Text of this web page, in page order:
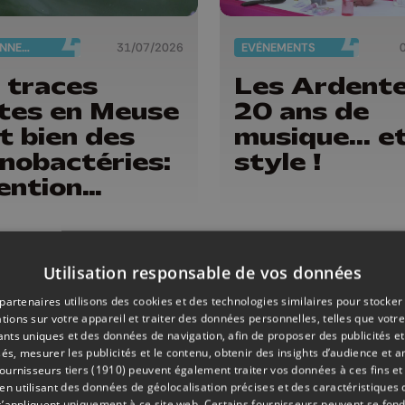
ENVIRONNEMENT 31/07/2026
traces
en Meuse
bien des
EVÈNEMENTS
Les
20 ans de
musique...
style !
Utilisation responsable de vos données
utilisons des cookies et des technologies similaires pour
sur votre appareil et traiter des données personnelles, telles que
uniques et des données de navigation, afin de proposer des publicités
mesurer les publicités et le contenu, obtenir des insights d’audience et
tiers (1910) peuvent également traiter vos données à ces fins et
utilisant des données de géolocalisation précises et des caractéristiques